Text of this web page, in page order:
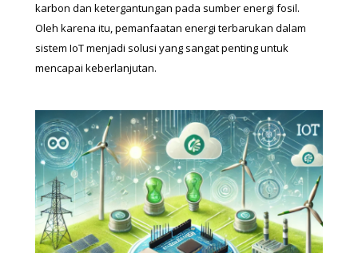
karbon dan ketergantungan pada sumber energi fosil.
Oleh karena itu, pemanfaatan energi terbarukan dalam
sistem IoT menjadi solusi yang sangat penting untuk
mencapai keberlanjutan.